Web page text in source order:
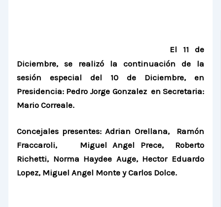
El 11 de
Diciembre, se realizó la continuación de la
sesión especial del 10 de Diciembre, en
Presidencia: Pedro Jorge Gonzalez en Secretaria:
Mario Correale.
Concejales presentes:Adrian Orellana, Ramón
Fraccaroli, Miguel Angel Prece, Roberto
Richetti, Norma Haydee Auge, Hector Eduardo
Lopez, Miguel Angel Monte y Carlos Dolce.